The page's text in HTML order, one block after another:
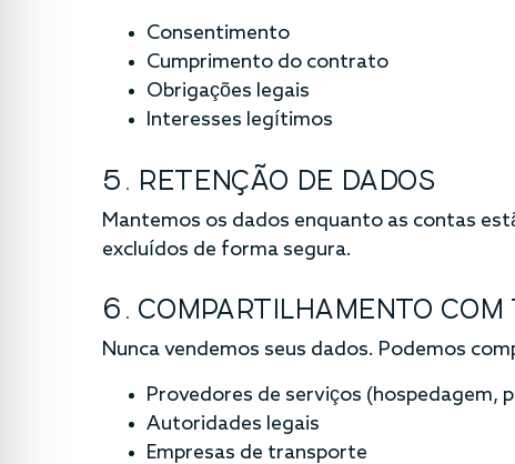
Consentimento
Cumprimento do contrato
Obrigações legais
Interesses legítimos
5. RETENÇÃO DE DADOS
Mantemos os dados enquanto as contas
excluídos de forma segura.
6. COMPARTILHAMENTO COM
Nunca vendemos seus dados. Podemos
Provedores de serviços (hospedagem,
Autoridades legais
Empresas de transporte